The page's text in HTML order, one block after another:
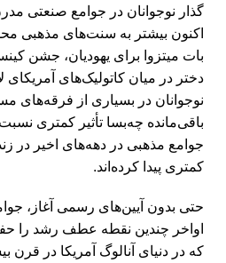
گذار نوجوانان در جوامع صنعتی
اکنون بیشتر به سنت‌های مذهبی
دختر در میان کاتولیک‌های آمریکای
نوجوانان در بسیاری از فرقه‌های
باقی‌مانده چه‌بسا تأثیر کمتری نسبت
جوامع مذهبی در دهه‌های اخیر در
کمتری پیدا کرده‌اند.
حتی بدون آیین‌های رسمی آغاز،
اواخر چندین نقطه عطف رشد را
که در دنیای آنالوگ آمریکا در قرن